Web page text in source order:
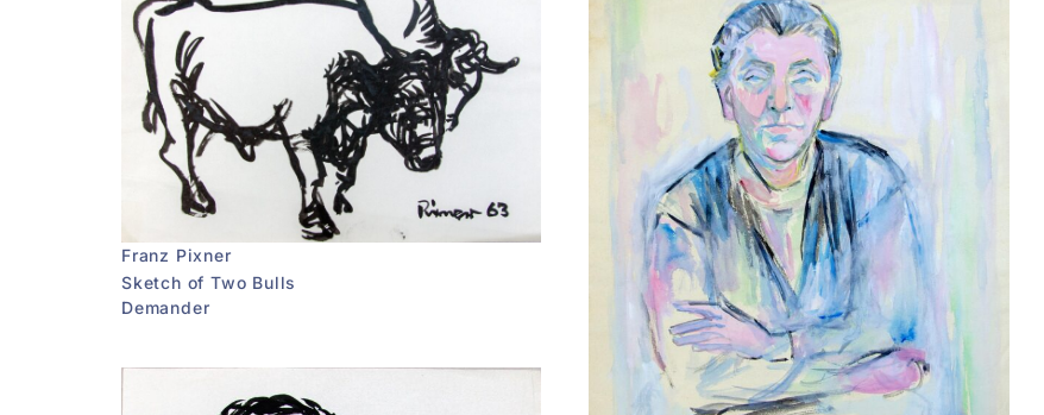
Franz Pixner
Sketch of Two Bulls
Demander